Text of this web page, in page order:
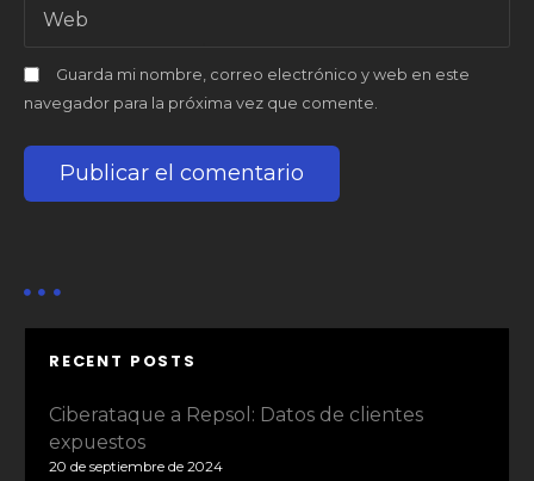
a
d
a
Web
Guarda mi nombre, correo electrónico y web en este
navegador para la próxima vez que comente.
RECENT POSTS
Ciberataque a Repsol: Datos de clientes
expuestos
20 de septiembre de 2024